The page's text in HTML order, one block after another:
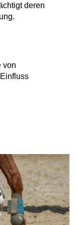
deren
von